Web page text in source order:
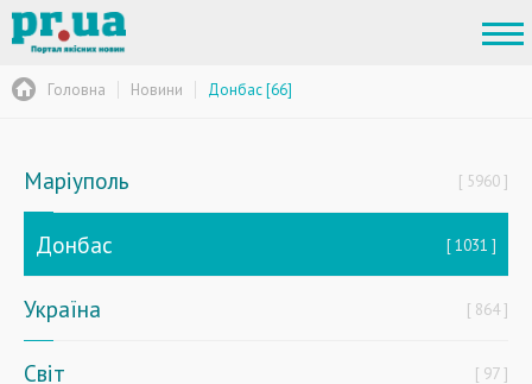
Головна Новини Донбас [66]
Маріуполь 5960
Донбас 1031
Україна 864
Світ 97